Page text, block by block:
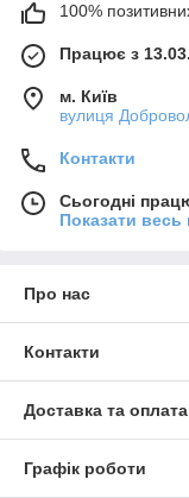
100%
Працює з
м. Київ
вулиця
Контакти
Сьогодні
Показати весь
Про нас
Контакти
Доставка та оплата
Графік роботи